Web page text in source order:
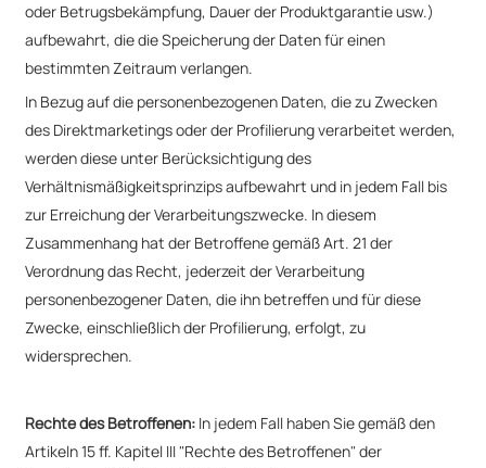
oder Betrugsbekämpfung, Dauer der Produktgarantie usw.)
aufbewahrt, die die Speicherung der Daten für einen
bestimmten Zeitraum verlangen.
In Bezug auf die personenbezogenen Daten, die zu Zwecken
des Direktmarketings oder der Profilierung verarbeitet werden,
werden diese unter Berücksichtigung des
Verhältnismäßigkeitsprinzips aufbewahrt und in jedem Fall bis
zur Erreichung der Verarbeitungszwecke. In diesem
Zusammenhang hat der Betroffene gemäß Art. 21 der
Verordnung das Recht, jederzeit der Verarbeitung
personenbezogener Daten, die ihn betreffen und für diese
Zwecke, einschließlich der Profilierung, erfolgt, zu
widersprechen.
Rechte des Betroffenen: In jedem Fall haben Sie gemäß den
Artikeln 15 ff. Kapitel III "Rechte des Betroffenen" der